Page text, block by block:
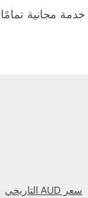
خدمة مجانية
سعر AUD التاريخي